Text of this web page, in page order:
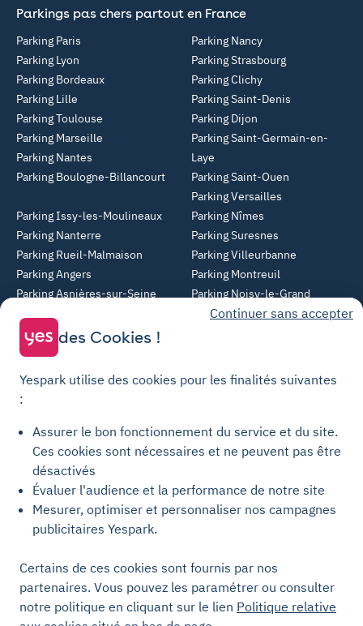
Parkings pas chers partout en France
Parking Paris
Parking Lyon
Parking Bordeaux
Parking Lille
Parking Toulouse
Parking Marseille
Parking Nantes
Parking Boulogne-Billancourt
Parking Nancy
Parking Strasbourg
Parking Clichy
Parking Saint-Denis
Parking Dijon
Parking Saint-Germain-en-
Laye
Parking Saint-Ouen
Parking Versailles
Parking Issy-les-Moulineaux
Parking Nanterre
Parking Rueil-Malmaison
Parking Angers
Parking Asnières-sur-Seine
Parking Courbevoie
Parking Metz
Parking Nîmes
Parking Suresnes
Parking Villeurbanne
Parking Montreuil
Parking Noisy-le-Grand
Parking Clermont-Ferrand
Yespark SAS, titulaire de la carte pro n°CPI 7501 2017 000 019 582 portant
les mentions "Gestion Immobilière" et "Transaction" délivrée par la CCI de
Conditions générales de vente Stationnement
Conditions générales de vente Recharge
Politique de confidentialité
Politique relative aux cookies
Paramètres des cookies
Mentions légales
Continuer sans accepter
des Cookies !
Yespark utilise des cookies pour les finalités suivantes
:
Assurer le bon fonctionnement du service et du site.
Ces cookies sont nécessaires et ne peuvent pas être
désactivés
Évaluer l'audience et la performance de notre site
Mesurer, optimiser et personnaliser nos campagnes
publicitaires Yespark.
Certains de ces cookies sont fournis par nos
partenaires. Vous pouvez les paramétrer ou consulter
notre politique en cliquant sur le lien Politique relative